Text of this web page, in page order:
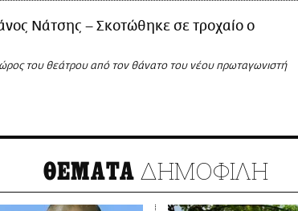
Νάτσης – Σκοτώθηκε σε τροχαίο ο
του θεάτρου από τον θάνατο του νέου πρωταγωνιστή
ΘΕΜΑΤΑ ΔΗΜΟΦΙΛΗ